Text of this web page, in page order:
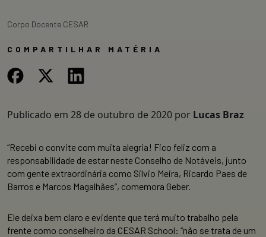
Corpo Docente CESAR
COMPARTILHAR MATÉRIA
Publicado em 28 de outubro de 2020 por Lucas Braz
“Recebi o convite com muita alegria! Fico feliz com a
responsabilidade de estar neste Conselho de Notáveis, junto
com gente extraordinária como Silvio Meira, Ricardo Paes de
Barros e Marcos Magalhães”, comemora Geber.
Ele deixa bem claro e evidente que terá muito trabalho pela
frente como conselheiro da CESAR School: “não se trata de um